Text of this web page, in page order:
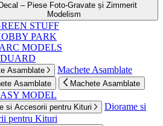
Modelism
STUFF
PARK
MODELS
Asamblate Machete Asamblate
Asamblate Machete Asamblate
MODEL
si Accesorii pentru Kituri
Diorame si
pentru Kituri